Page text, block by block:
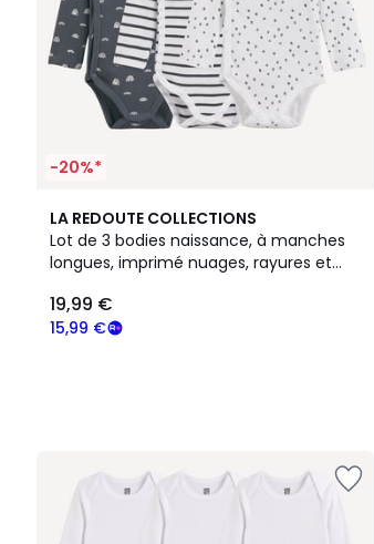
-20%*
LA REDOUTE COLLECTIONS
Lot de 3 bodies naissance, à manches
longues, imprimé nuages, rayures et
15,99 €
19,99 €